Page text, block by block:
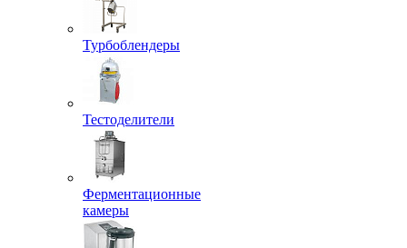
Турбоблендеры
Тестоделители
Ферментационные
камеры